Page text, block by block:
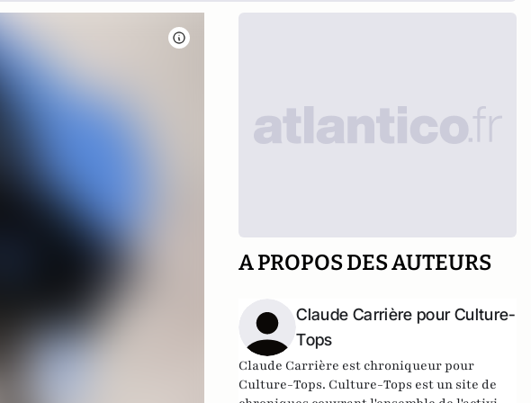
A PROPOS DES AUTEURS
Claude Carrière pour Culture-
Tops
Claude Carrière est chroniqueur pour
Culture-Tops. Culture-Tops est un site de